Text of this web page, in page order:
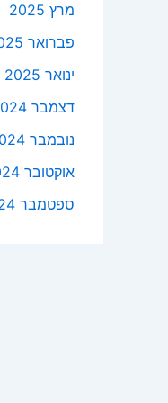
מרץ 2025
פברואר 2025
ינואר 2025
דצמבר 2024
נובמבר 2024
אוקטובר 2024
ספטמבר 2024